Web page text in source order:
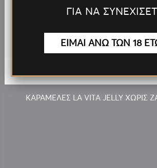
ΚΑΡΑΜΕΛΕΣ LA VITA JELLY ΧΩΡΙΣ
ΓΙΑ ΝΑ
ΕΙΜΑΙ ΑΝΩ ΤΩΝ 18